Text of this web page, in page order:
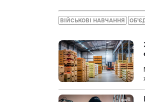
ВІЙСЬКОВІ НАВЧАННЯ